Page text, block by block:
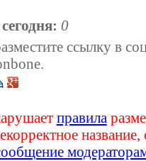
0
ссылку в
правила